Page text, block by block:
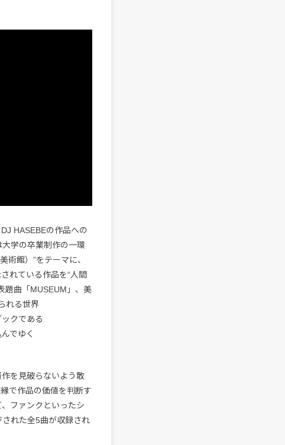
HASEBEの作品への
学の卒業制作の一環
術館）”をテーマに、
れている作品を“人間
題曲「MUSEUM」、美
れる世界
クである
でゆく
を見破らないよう敢
で作品の価値を判断す
ファンクといったシ
れた全5曲が収録され